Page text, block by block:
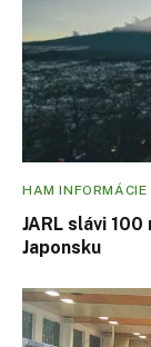
HAM INFORMÁCIE
JARL slávi
Japonsku